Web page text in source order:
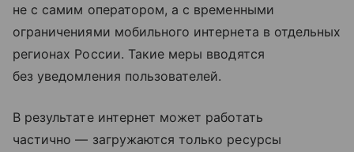
не с самим оператором, а с временными
ограничениями мобильного интернета в отдельных
регионах России. Такие меры вводятся
без уведомления пользователей.
В результате интернет может работать
частично — загружаются только ресурсы